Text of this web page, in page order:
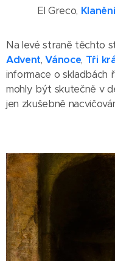
El Greco,
Na levé straně těchto
Advent,Vánoce, Tři
informace o skladbách
mohly být skutečně v
jen zkušebně